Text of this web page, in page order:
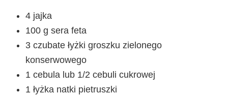
4 jajka
100 g sera feta
3 czubate łyżki groszku zielonego
konserwowego
1 cebula lub 1/2 cebuli cukrowej
1 łyżka natki pietruszki